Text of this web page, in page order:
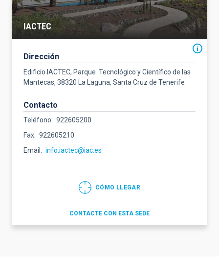
IACTEC
Dirección
Edificio IACTEC, Parque Tecnológico y Científico de las
Mantecas, 38320 La Laguna, Santa Cruz de Tenerife
Contacto
Teléfono
922605200
Fax
922605210
Email
info.iactec@iac.es
CÓMO LLEGAR
CONTACTE CON ESTA SEDE